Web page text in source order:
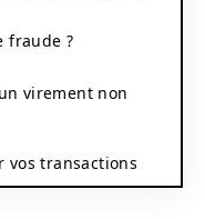
fraude ?
virement non
vos transactions